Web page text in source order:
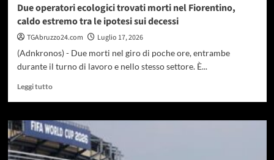
prima
di
me”
Due operatori ecologici trovati morti nel Fiorentino,
caldo estremo tra le ipotesi sui decessi
TGAbruzzo24.com
Luglio 17, 2026
(Adnkronos) - Due morti nel giro di poche ore, entrambe
durante il turno di lavoro e nello stesso settore. È...
Leggi tuttoLeggi
su
Due
operatori
ecologici